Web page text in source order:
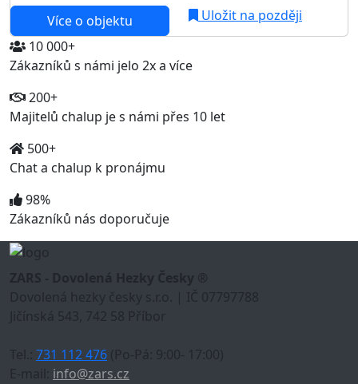
Více o objektu
Uložit na později
10 000+
Zákazníků s námi jelo 2x a více
200+
Majitelů chalup je s námi přes 10 let
500+
Chat a chalup k pronájmu
98%
Zákazníků nás doporučuje
ZARS - Dovolená Hezky Česky ®
Dovolená hezky česky s.r.o. | IČ 07797788
Jičínská 543, 742 58 Příbor
Tel.: 731 112 476 (Po-Pá: 9:00- 17:00)
E-mail: info@zars.cz